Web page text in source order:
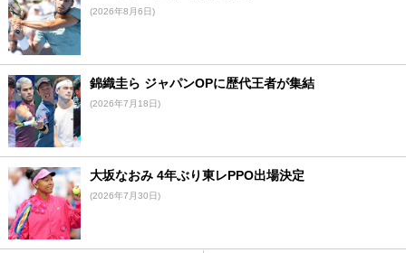
(2026年8月6日)
錦織圭ら ジャパンOPに歴代王者が集結
(2026年7月18日)
大坂なおみ 4年ぶり東レPPO出場決定
(2026年7月30日)